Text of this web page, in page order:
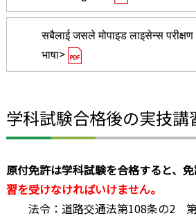
सबैलाई जसले मोपाइड लाइसेन्स परीक्षण
भाषा>
学科試験合格後の実技講
原付免許は学科試験を合格すると、
習を受けなければいけません。
法令：道路交通法第108条の2